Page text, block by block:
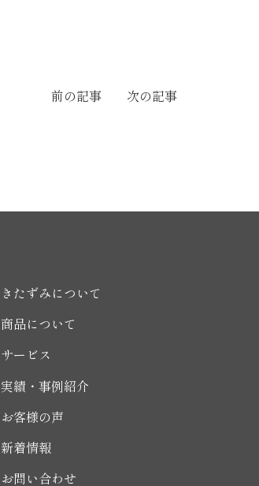
前の記事 次の記事
きたずみについて
商品について
サービス
実績・事例紹介
お客様の声
新着情報
お問い合わせ